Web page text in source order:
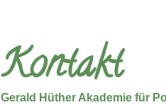
Kontakt
Gerald Hüther Akademie für